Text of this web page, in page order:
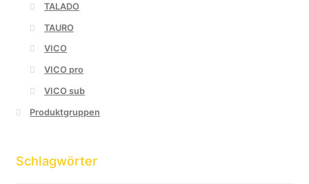
TALADO
TAURO
VICO
VICO pro
VICO sub
Produktgruppen
Schlagwörter